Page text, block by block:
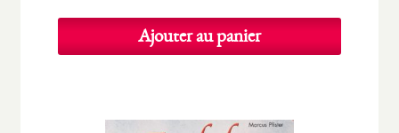
Ajouter au panier